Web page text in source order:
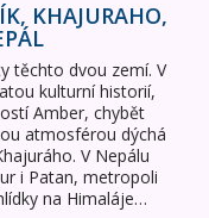
KHAJURAHO,
těchto dvou zemí. V
kulturní historií,
Amber, chybět
atmosférou dýchá
V Nepálu
i Patan, metropoli
na Himaláje…